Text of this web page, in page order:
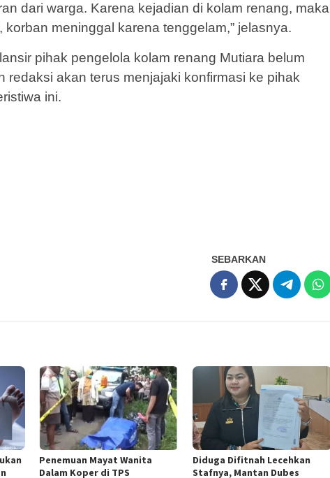
dari warga. Karena kejadian di kolam renang, maka
meninggal karena tenggelam,” jelasnya.
pihak pengelola kolam renang Mutiara belum
redaksi akan terus menjajaki konfirmasi ke pihak
ini.
SEBARKAN
Penemuan Mayat Wanita
Dalam Koper di TPS
Diduga Difitnah Lecehkan
Stafnya, Mantan Dubes